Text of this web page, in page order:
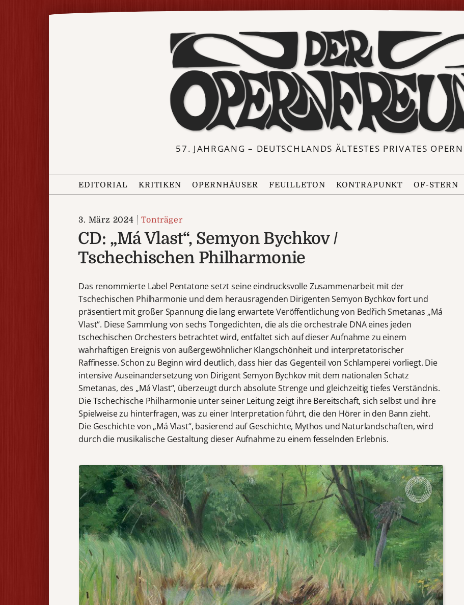
57. JAHRGANG – DEUTSCHLANDS ÄLTESTES PRIVATES
EDITORIAL KRITIKEN OPERNHÄUSER FEUILLETON KONTRAPUNKT OF-STERN
3. März 2024 Tonträger
CD: „Má Vlast“, Semyon Bychkov /
Tschechischen Philharmonie
Das renommierte Label Pentatone setzt seine eindrucksvolle Zusammenarbeit mit der
Tschechischen Philharmonie und dem herausragenden Dirigenten Semyon Bychkov fort und
präsentiert mit großer Spannung die lang erwartete Veröffentlichung von Bedřich Smetanas „Má
Vlast“. Diese Sammlung von sechs Tongedichten, die als die orchestrale DNA eines jeden
tschechischen Orchesters betrachtet wird, entfaltet sich auf dieser Aufnahme zu einem
wahrhaftigen Ereignis von außergewöhnlicher Klangschönheit und interpretatorischer
Raffinesse. Schon zu Beginn wird deutlich, dass hier das Gegenteil von Schlamperei vorliegt. Die
intensive Auseinandersetzung von Dirigent Semyon Bychkov mit dem nationalen Schatz
Smetanas, des „Má Vlast“, überzeugt durch absolute Strenge und gleichzeitig tiefes Verständnis.
Die Tschechische Philharmonie unter seiner Leitung zeigt ihre Bereitschaft, sich selbst und ihre
Spielweise zu hinterfragen, was zu einer Interpretation führt, die den Hörer in den Bann zieht.
Die Geschichte von „Má Vlast“, basierend auf Geschichte, Mythos und Naturlandschaften, wird
durch die musikalische Gestaltung dieser Aufnahme zu einem fesselnden Erlebnis.